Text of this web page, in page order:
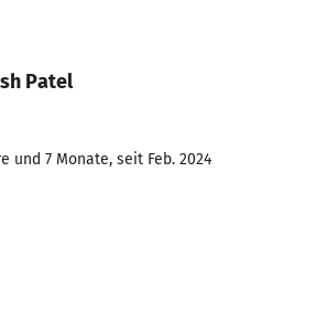
Patel
und 7 Monate, seit Feb. 2024